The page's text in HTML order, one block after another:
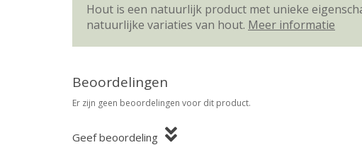
Hout is een natuurlijk product met unieke
natuurlijke variaties van hout. Meer informatie
Beoordelingen
Er zijn geen beoordelingen voor dit product.
Geef beoordeling